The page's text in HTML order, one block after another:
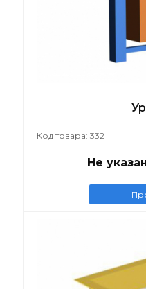
Код товара: 332
Не